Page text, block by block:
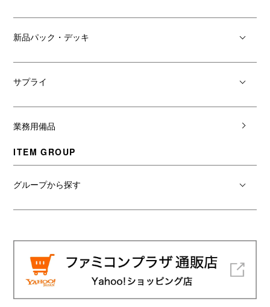
新品パック・デッキ
サプライ
業務用備品
ITEM GROUP
グループから探す